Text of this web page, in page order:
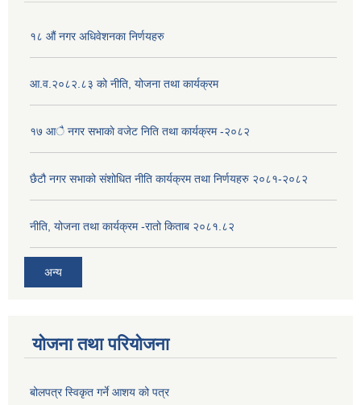
१८ औं नगर अधिवेशनका निर्णयहरु
आ.व.२०८२.८३ को नीति, योजना तथा कार्यक्रम
१७ आै नगर सभाकाे वजेट निति तथा कार्यक्रम -२०८२
छैटौ नगर सभाको संशोधित नीति कार्यक्रम तथा निर्णयहरु २०८१-२०८२
नीति, योजना तथा कार्यक्रम -रातो किताब २०८१.८२
अन्य
योजना तथा परियोजना
बोलपत्र स्विकृत गर्ने आशय को पत्र